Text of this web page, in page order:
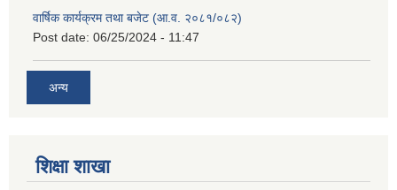
वार्षिक कार्यक्रम तथा बजेट (आ.व. २०८१/०८२)
Post date: 06/25/2024 - 11:47
अन्य
शिक्षा शाखा